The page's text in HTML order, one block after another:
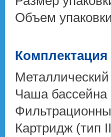
Объем
Комплектация
Металлический
Чаша бассейна
Картридж (тип